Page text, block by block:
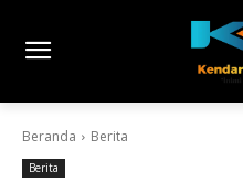
Beranda Berita
Berita